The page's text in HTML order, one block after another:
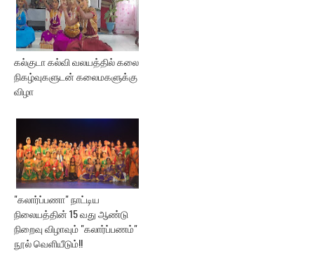
கல்குடா கல்வி வலயத்தில் கலை
நிகழ்வுகளுடன் கலைமகளுக்கு
விழா
"கலார்ப்பணா" நாட்டிய
நிலையத்தின் 15 வது ஆண்டு
நிறைவு விழாவும் "கலார்ப்பணம்"
நூல் வெளியீடும்!!